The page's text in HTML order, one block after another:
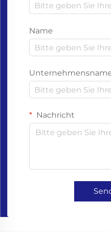
Name
Nachricht